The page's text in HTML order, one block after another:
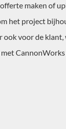
maken of
het project
voor de klant,